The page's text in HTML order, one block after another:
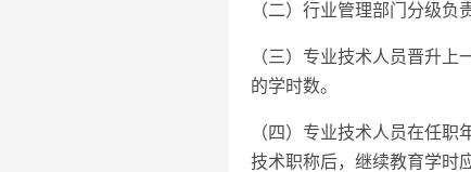
（二）行业管理部门分级
（三）专业技术人员晋升
的学时数。
（四）专业技术人员在任
技术职称后，继续教育学时